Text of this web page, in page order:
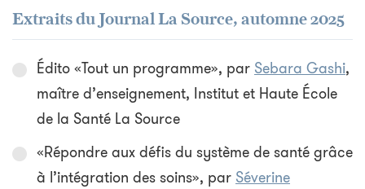
Extraits du Journal La Source, automne 2025
Édito «Tout un programme», par Sebara Gashi,
maître d’enseignement, Institut et Haute École
de la Santé La Source
«Répondre aux défis du système de santé grâce
à l’intégration des soins», par Séverine